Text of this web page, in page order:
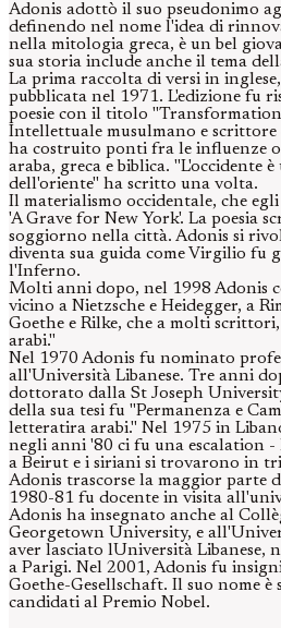
Adonis adottò il suo pseudonimo
definendo nel nome l'idea di
nella mitologia greca, è un bel
sua storia include anche il tema
La prima raccolta di versi in
pubblicata nel 1971. L'edizione fu
poesie con il titolo
Intellettuale musulmano e scrittore
ha costruito ponti fra le influenze
araba, greca e biblica. "L'occidente
dell'oriente" ha scritto una volta.
Il materialismo occidentale, che
'A Grave for New York'. La poesia
soggiorno nella città. Adonis si
diventa sua guida come Virgilio fu
l'Inferno.
Molti anni dopo, nel 1998 Adonis
vicino a Nietzsche e Heidegger, a
Goethe e Rilke, che a molti
arabi."
Nel 1970 Adonis fu nominato
all'Università Libanese. Tre anni
dottorato dalla St Joseph
della sua tesi fu "Permanenza e
letteratira arabi." Nel 1975 in
negli anni '80 ci fu una escalation
a Beirut e i siriani si trovarono in
Adonis trascorse la maggior parte
1980-81 fu docente in visita
Adonis ha insegnato anche al
Georgetown University, e
aver lasciato lUniversità Libanese,
a Parigi. Nel 2001, Adonis fu
Goethe-Gesellschaft. Il suo nome è
candidati al Premio Nobel.